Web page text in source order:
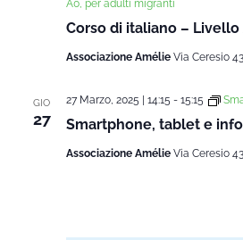
Corso di italiano – Livello
A0, per adulti migranti
Associazione Amélie Via Ceresio
GIO
27 Smartphone, tablet e
27 Marzo, 2025 | 14:15 - 15:15
Associazione Amélie Via Ceresio